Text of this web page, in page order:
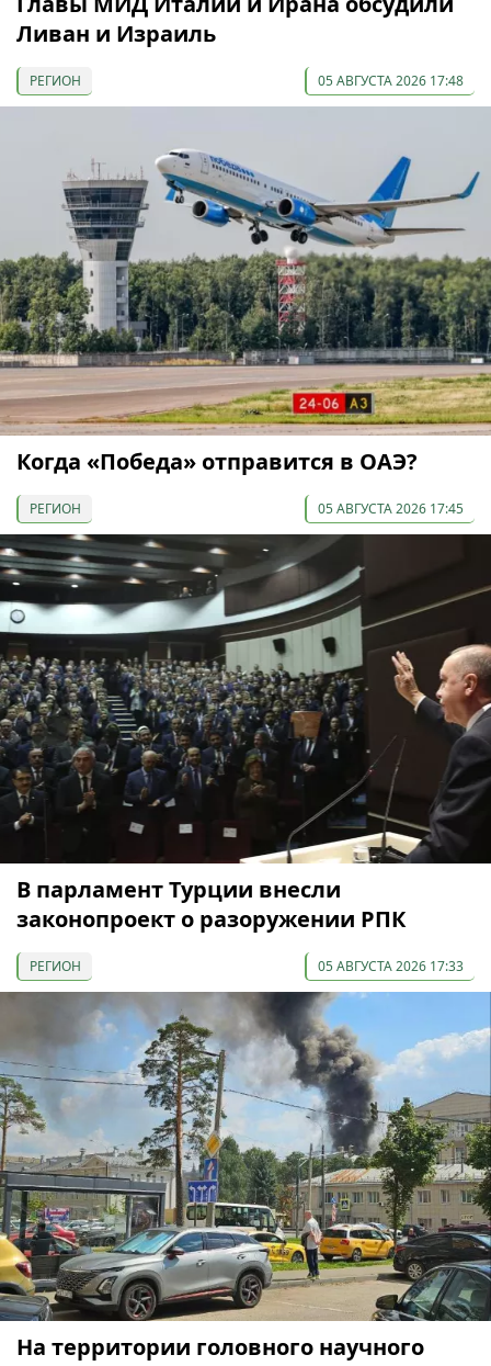
Ливан и Израиль
РЕГИОН 05 АВГУСТА 2026 17:48
Когда «Победа» отправится в ОАЭ?
РЕГИОН 05 АВГУСТА 2026 17:45
В парламент Турции внесли
законопроект о разоружении РПК
РЕГИОН 05 АВГУСТА 2026 17:33
На территории головного научного